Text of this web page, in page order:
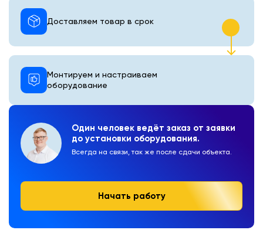
Один человек ведёт заказ от заявки
до установки оборудования.
Всегда на связи, так же после сдачи объекта.
Начать работу
Монтируем и настраиваем
оборудование
Доставляем товар в срок